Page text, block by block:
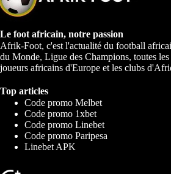
Le foot africain, notre passion
Afrik-Foot, c'est l'actualité du football
du Monde, Ligue des Champions, toutes
joueurs africains d'Europe et les clubs
Top articles
Code promo Melbet
Code promo 1xbet
Code promo Linebet
Code promo Paripesa
Linebet APK